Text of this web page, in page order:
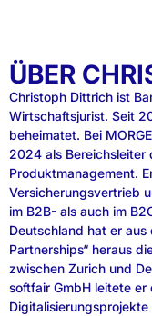
ÜBER
Christoph Dittrich ist
Wirtschaftsjurist. Seit
beheimatet. Bei
2024 als Bereichsleiter
Produktmanagement.
Versicherungsvertrieb
im B2B- als auch im
Deutschland hat er aus
Partnerships“ heraus
zwischen Zurich und
softfair GmbH leitete